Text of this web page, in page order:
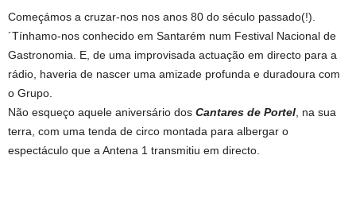
Começámos a cruzar-nos nos anos 80 do século passado(!).
´Tínhamo-nos conhecido em Santarém num Festival Nacional de
Gastronomia. E, de uma improvisada actuação em directo para a
rádio, haveria de nascer uma amizade profunda e duradoura com
o Grupo.
Não esqueço aquele aniversário dos Cantares de Portel , na sua
terra, com uma tenda de circo montada para albergar o
espectáculo que a Antena 1 transmitiu em directo.